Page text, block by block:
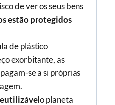
de ver os seus bens
estão protegidos
de plástico
exorbitante, as
se a si próprias
o planeta